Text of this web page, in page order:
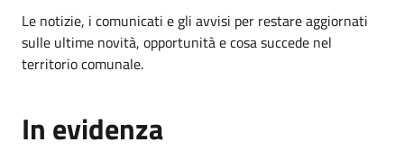
Le notizie, i comunicati e gli avvisi per restare aggiornati
sulle ultime novità, opportunità e cosa succede nel
territorio comunale.
In evidenza